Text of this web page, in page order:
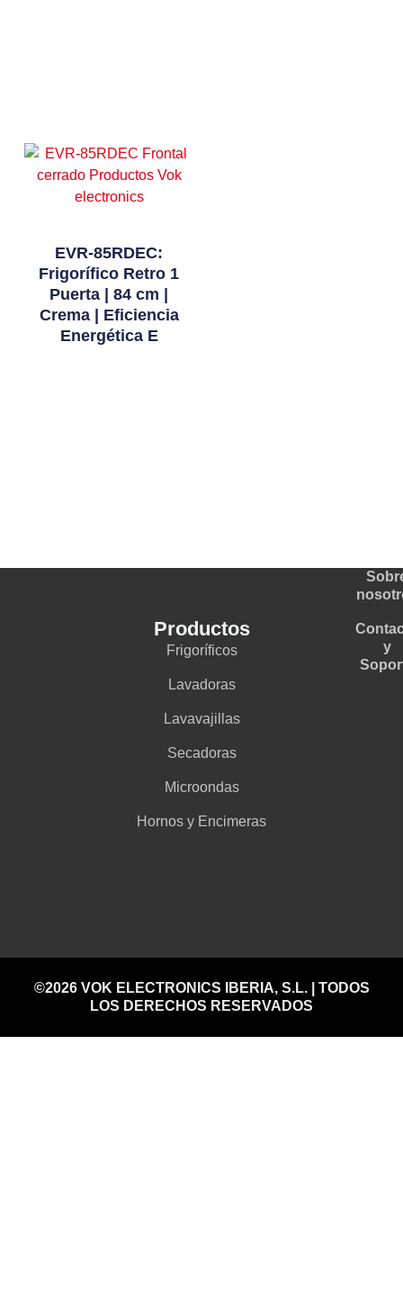
EVR-85RDEC:
Frigorífico Retro 1
Puerta | 84 cm |
Crema | Eficiencia
Energética E
Productos
Frigoríficos
Lavadoras
Lavavajillas
Secadoras
Microondas
Hornos y Encimeras
y
©2026 VOK ELECTRONICS IBERIA, S.L. | TODOS
LOS DERECHOS RESERVADOS